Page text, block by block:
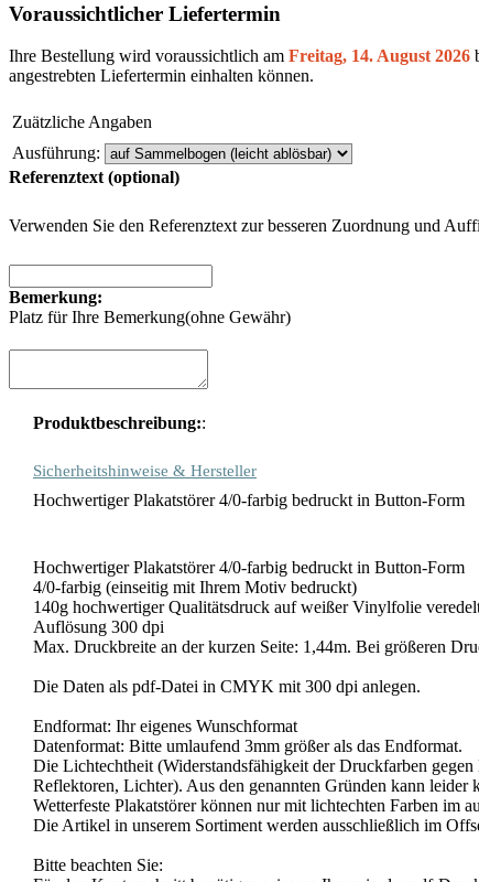
Voraussichtlicher Liefertermin
Ihre Bestellung wird voraussichtlich am Freitag, 14. August 2026
angestrebten Liefertermin einhalten können.
Zuätzliche Angaben
Ausführung:
Referenztext (optional)
Verwenden Sie den Referenztext zur besseren Zuordnung und
Bemerkung:
Platz für Ihre Bemerkung(ohne Gewähr)
Produktbeschreibung::
Sicherheitshinweise & Hersteller
Hochwertiger Plakatstörer 4/0-farbig bedruckt in Button-Form
Hochwertiger Plakatstörer 4/0-farbig bedruckt in Button-Form
4/0-farbig (einseitig mit Ihrem Motiv bedruckt)
140g hochwertiger Qualitätsdruck auf weißer Vinylfolie
Auflösung 300 dpi
Max. Druckbreite an der kurzen Seite: 1,44m. Bei größeren
Die Daten als pdf-Datei in CMYK mit 300 dpi anlegen.
Endformat: Ihr eigenes Wunschformat
Datenformat: Bitte umlaufend 3mm größer als das Endformat.
Die Lichtechtheit (Widerstandsfähigkeit der Druckfarben
Reflektoren, Lichter). Aus den genannten Gründen kann leider
Wetterfeste Plakatstörer können nur mit lichtechten Farben im
Die Artikel in unserem Sortiment werden ausschließlich im
Bitte beachten Sie: